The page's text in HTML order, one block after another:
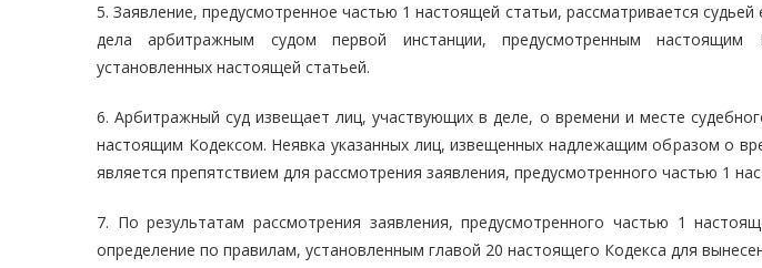
5. Заявление, предусмотренное частью 1 настоящей статьи, рассматривается
дела арбитражным судом первой инстанции, предусмотренным настоящим
установленных настоящей статьей.
6. Арбитражный суд извещает лиц, участвующих в деле, о времени и месте
настоящим Кодексом. Неявка указанных лиц, извещенных надлежащим образом о
является препятствием для рассмотрения заявления, предусмотренного частью 1
7. По результатам рассмотрения заявления, предусмотренного частью 1
определение по правилам, установленным главой 20 настоящего Кодекса для